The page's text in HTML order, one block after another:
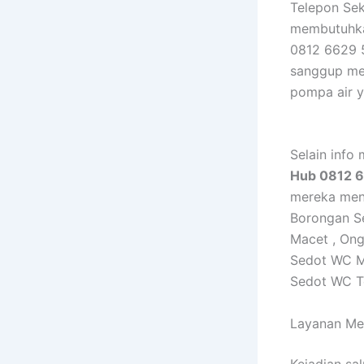
Telepon
0812 6629
sanggup
pompa air
Selain info
Hub 0812
mereka
Borongan
Macet ,
Sedot WC
Sedot WC
Layanan